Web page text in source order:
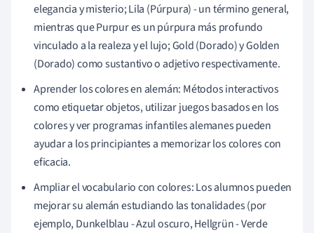
elegancia y misterio; Lila (Púrpura) - un término general,
mientras que Purpur es un púrpura más profundo
vinculado a la realeza y el lujo; Gold (Dorado) y Golden
(Dorado) como sustantivo o adjetivo respectivamente.
Aprender los colores en alemán: Métodos interactivos
como etiquetar objetos, utilizar juegos basados en los
colores y ver programas infantiles alemanes pueden
ayudar a los principiantes a memorizar los colores con
eficacia.
Ampliar el vocabulario con colores: Los alumnos pueden
mejorar su alemán estudiando las tonalidades (por
ejemplo, Dunkelblau - Azul oscuro, Hellgrün - Verde